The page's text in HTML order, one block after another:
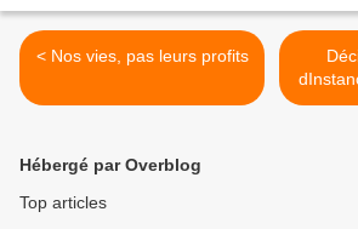
< Nos vies, pas leurs profits
Hébergé par Overblog
Top articles